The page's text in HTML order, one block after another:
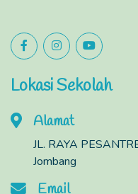
Lokasi Sekolah
Alamat
JL. RAYA
Jombang
Email